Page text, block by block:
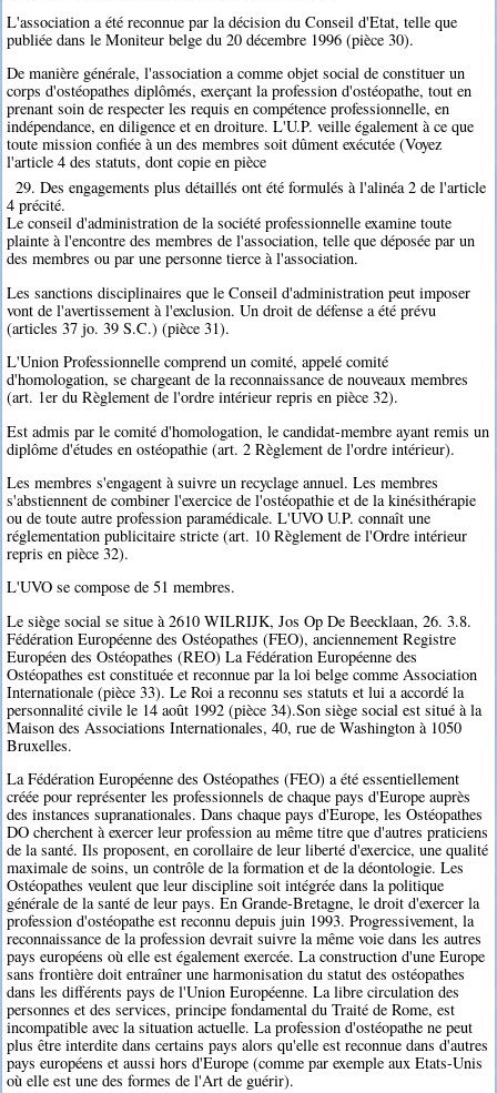
L'association a été reconnue par la décision du Conseil d'Etat, telle que
publiée dans le Moniteur belge du 20 décembre 1996 (pièce 30).
De manière générale, l'association a comme objet social de constituer un
corps d'ostéopathes diplômés, exerçant la profession d'ostéopathe, tout en
prenant soin de respecter les requis en compétence professionnelle, en
indépendance, en diligence et en droiture. L'U.P. veille également à ce que
toute mission confiée à un des membres soit dûment exécutée (Voyez
l'article 4 des statuts, dont copie en pièce
29. Des engagements plus détaillés ont été formulés à l'alinéa 2 de l'article
4 précité.
Le conseil d'administration de la société professionnelle examine toute
plainte à l'encontre des membres de l'association, telle que déposée par un
des membres ou par une personne tierce à l'association.
Les sanctions disciplinaires que le Conseil d'administration peut imposer
vont de l'avertissement à l'exclusion. Un droit de défense a été prévu
(articles 37 jo. 39 S.C.) (pièce 31).
L'Union Professionnelle comprend un comité, appelé comité
d'homologation, se chargeant de la reconnaissance de nouveaux membres
(art. 1er du Règlement de l'ordre intérieur repris en pièce 32).
Est admis par le comité d'homologation, le candidat-membre ayant remis un
diplôme d'études en ostéopathie (art. 2 Règlement de l'ordre intérieur).
Les membres s'engagent à suivre un recyclage annuel. Les membres
s'abstiennent de combiner l'exercice de l'ostéopathie et de la kinésithérapie
ou de toute autre profession paramédicale. L'UVO U.P. connaît une
réglementation publicitaire stricte (art. 10 Règlement de l'Ordre intérieur
repris en pièce 32).
L'UVO se compose de 51 membres.
Le siège social se situe à 2610 WILRIJK, Jos Op De Beecklaan, 26. 3.8.
Fédération Européenne des Ostéopathes (FEO), anciennement Registre
Européen des Ostéopathes (REO) La Fédération Européenne des
Ostéopathes est constituée et reconnue par la loi belge comme Association
Internationale (pièce 33). Le Roi a reconnu ses statuts et lui a accordé la
personnalité civile le 14 août 1992 (pièce 34).Son siège social est situé à la
Maison des Associations Internationales, 40, rue de Washington à 1050
Bruxelles.
La Fédération Européenne des Ostéopathes (FEO) a été essentiellement
créée pour représenter les professionnels de chaque pays d'Europe auprès
des instances supranationales. Dans chaque pays d'Europe, les Ostéopathes
DO cherchent à exercer leur profession au même titre que d'autres praticiens
de la santé. Ils proposent, en corollaire de leur liberté d'exercice, une qualité
maximale de soins, un contrôle de la formation et de la déontologie. Les
Ostéopathes veulent que leur discipline soit intégrée dans la politique
générale de la santé de leur pays. En Grande-Bretagne, le droit d'exercer la
profession d'ostéopathe est reconnu depuis juin 1993. Progressivement, la
reconnaissance de la profession devrait suivre la même voie dans les autres
pays européens où elle est également exercée. La construction d'une Europe
sans frontière doit entraîner une harmonisation du statut des ostéopathes
dans les différents pays de l'Union Européenne. La libre circulation des
personnes et des services, principe fondamental du Traité de Rome, est
incompatible avec la situation actuelle. La profession d'ostéopathe ne peut
plus être interdite dans certains pays alors qu'elle est reconnue dans d'autres
pays européens et aussi hors d'Europe (comme par exemple aux Etats-Unis
où elle est une des formes de l'Art de guérir).